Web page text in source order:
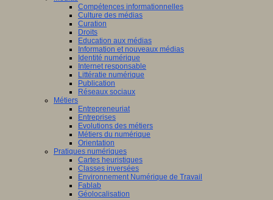
Compétences informationnelles
Culture des médias
Curation
Droits
Education aux médias
Information et nouveaux médias
Identité numérique
Internet responsable
Littératie numérique
Publication
Réseaux sociaux
Métiers
Entrepreneuriat
Entreprises
Evolutions des métiers
Métiers du numérique
Orientation
Pratiques numériques
Cartes heuristiques
Classes inversées
Environnement Numérique de Travail
Fablab
Géolocalisation